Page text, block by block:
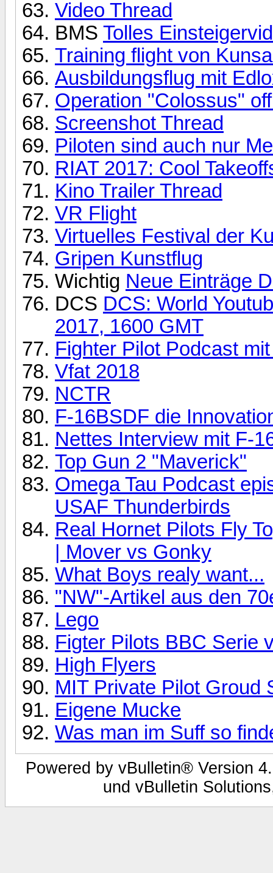
Video Thread
BMS Tolles
Training flight von
Ausbildungsflug mit
Operation "Colossus"
Screenshot Thread
Piloten sind auch nur
RIAT 2017: Cool
Kino Trailer Thread
VR Flight
Virtuelles Festival der
Gripen Kunstflug
Wichtig Neue Einträge
DCS DCS: World
2017, 1600 GMT
Fighter Pilot Podcast
Vfat 2018
NCTR
F-16BSDF die
Nettes Interview mit F-
Top Gun 2 "Maverick"
Omega Tau Podcast
USAF Thunderbirds
Real Hornet Pilots Fly
| Mover vs Gonky
What Boys realy want...
"NW"-Artikel aus den
Lego
Figter Pilots BBC Serie
High Flyers
MIT Private Pilot Groud
Eigene Mucke
Was man im Suff so
Powered by vBulletin® Version
und vBulletin